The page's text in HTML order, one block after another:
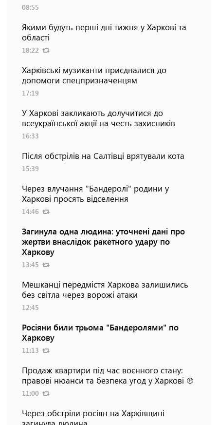
08:55
Якими будуть перші дні тижня у Харкові та
області
18:22
Харківські музиканти приєдналися до
допомоги спецпризначенцям
17:19
У Харкові закликають долучитися до
всеукраїнської акції на честь захисників
16:33
Після обстрілів на Салтівці врятували кота
15:39
Через влучання "Бандеролі" родини у
Харкові просять відселення
14:46
Загинула одна людина: уточнені дані про
жертви внаслідок ракетного удару по
Харкову
13:45
Мешканці передмістя Харкова залишились
без світла через ворожі атаки
12:45
Росіяни били трьома "Бандеролями" по
Харкову
11:13
Продаж квартири під час воєнного стану:
правові нюанси та безпека угод у Харкові ℗
11:00
Через обстріли росіян на Харківщині